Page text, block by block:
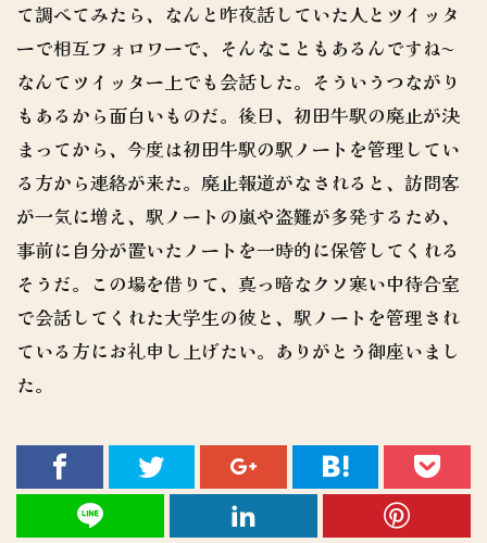
て調べてみたら、なんと昨夜話していた人とツイッタ
ーで相互フォロワーで、そんなこともあるんですね〜
なんてツイッター上でも会話した。そういうつながり
もあるから面白いものだ。後日、初田牛駅の廃止が決
まってから、今度は初田牛駅の駅ノートを管理してい
る方から連絡が来た。廃止報道がなされると、訪問客
が一気に増え、駅ノートの嵐や盗難が多発するため、
事前に自分が置いたノートを一時的に保管してくれる
そうだ。この場を借りて、真っ暗なクソ寒い中待合室
で会話してくれた大学生の彼と、駅ノートを管理され
ている方にお礼申し上げたい。ありがとう御座いまし
た。